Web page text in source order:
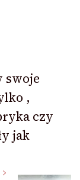
swoje
,
czy
jak